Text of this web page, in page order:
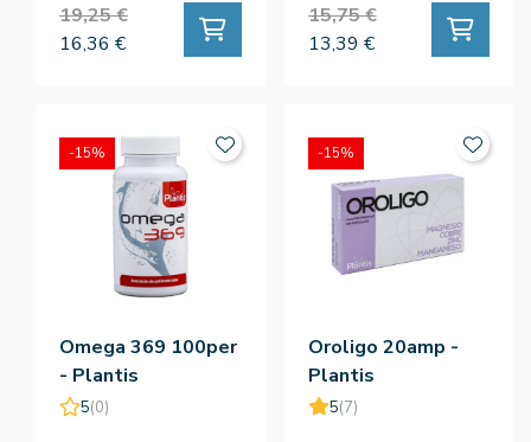
19,25 €
16,36 €
15,75 €
13,39 €
Omega 369 100per
- Plantis
5(0)
-15%
Oroligo 20amp -
Plantis
5(7)
-15%